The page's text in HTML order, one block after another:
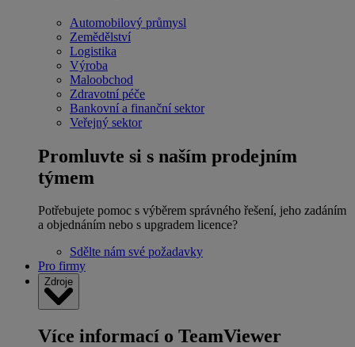
Automobilový průmysl
Zemědělství
Logistika
Výroba
Maloobchod
Zdravotní péče
Bankovní a finanční sektor
Veřejný sektor
Promluvte si s naším prodejním
týmem
Potřebujete pomoc s výběrem správného řešení, jeho zadáním
a objednáním nebo s upgradem licence?
Sdělte nám své požadavky
Pro firmy
Zdroje
Více informací o TeamViewer